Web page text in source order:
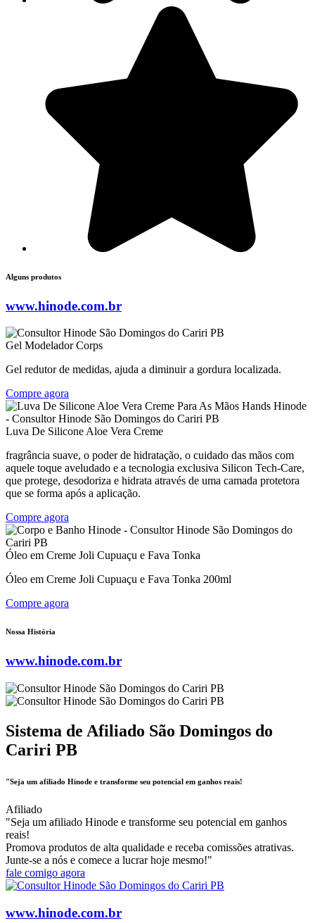
Alguns produtos
www.hinode.com.br
Gel Modelador Corps
Gel redutor de medidas, ajuda a diminuir a gordura localizada.
Compre agora
Luva De Silicone Aloe Vera Creme
fragrância suave, o poder de hidratação, o cuidado das mãos com
aquele toque aveludado e a tecnologia exclusiva Silicon Tech-Care,
que protege, desodoriza e hidrata através de uma camada protetora
que se forma após a aplicação.
Compre agora
Óleo em Creme Joli Cupuaçu e Fava Tonka
Óleo em Creme Joli Cupuaçu e Fava Tonka 200ml
Compre agora
Nossa História
www.hinode.com.br
Sistema de Afiliado São Domingos do
Cariri PB
"Seja um afiliado Hinode e transforme seu potencial em ganhos reais!
Afiliado
"Seja um afiliado Hinode e transforme seu potencial em ganhos
reais!
Promova produtos de alta qualidade e receba comissões atrativas.
Junte-se a nós e comece a lucrar hoje mesmo!"
fale comigo agora
www.hinode.com.br